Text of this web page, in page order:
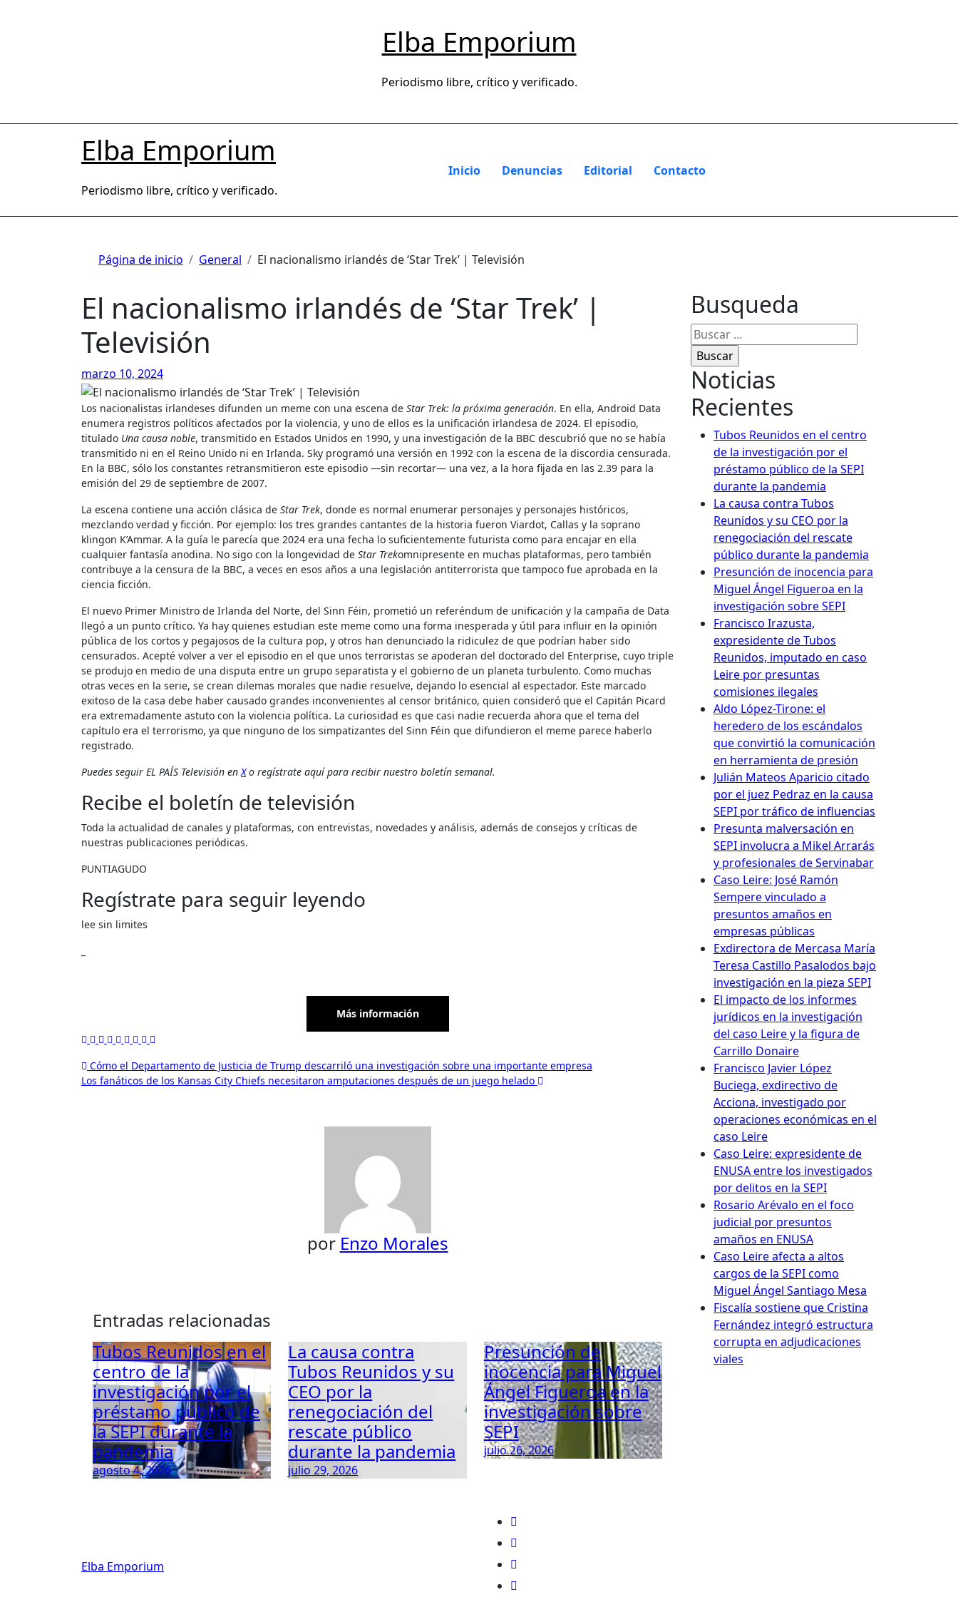
Elba Emporium
Periodismo libre, crítico y verificado.
Elba Emporium
Periodismo libre, crítico y verificado.
Inicio Denuncias Editorial Contacto
Página de inicio General El nacionalismo irlandés de ‘Star Trek’ | Televisión
El nacionalismo irlandés de ‘Star Trek’ |
Televisión
marzo 10, 2024
Los nacionalistas irlandeses difunden un meme con una escena de Star Trek: la próxima generación. En ella, Android Data
enumera registros políticos afectados por la violencia, y uno de ellos es la unificación irlandesa de 2024. El episodio,
titulado Una causa noble, transmitido en Estados Unidos en 1990, y una investigación de la BBC descubrió que no se había
transmitido ni en el Reino Unido ni en Irlanda. Sky programó una versión en 1992 con la escena de la discordia censurada.
En la BBC, sólo los constantes retransmitieron este episodio —sin recortar— una vez, a la hora fijada en las 2.39 para la
emisión del 29 de septiembre de 2007.
La escena contiene una acción clásica de Star Trek, donde es normal enumerar personajes y personajes históricos,
mezclando verdad y ficción. Por ejemplo: los tres grandes cantantes de la historia fueron Viardot, Callas y la soprano
klingon K’Ammar. A la guía le parecía que 2024 era una fecha lo suficientemente futurista como para encajar en ella
cualquier fantasía anodina. No sigo con la longevidad de Star Trekomnipresente en muchas plataformas, pero también
contribuye a la censura de la BBC, a veces en esos años a una legislación antiterrorista que tampoco fue aprobada en la
ciencia ficción.
El nuevo Primer Ministro de Irlanda del Norte, del Sinn Féin, prometió un referéndum de unificación y la campaña de Data
llegó a un punto crítico. Ya hay quienes estudian este meme como una forma inesperada y útil para influir en la opinión
pública de los cortos y pegajosos de la cultura pop, y otros han denunciado la ridiculez de que podrían haber sido
censurados. Acepté volver a ver el episodio en el que unos terroristas se apoderan del doctorado del Enterprise, cuyo triple
se produjo en medio de una disputa entre un grupo separatista y el gobierno de un planeta turbulento. Como muchas
otras veces en la serie, se crean dilemas morales que nadie resuelve, dejando lo esencial al espectador. Este marcado
exitoso de la casa debe haber causado grandes inconvenientes al censor británico, quien consideró que el Capitán Picard
era extremadamente astuto con la violencia política. La curiosidad es que casi nadie recuerda ahora que el tema del
capítulo era el terrorismo, ya que ninguno de los simpatizantes del Sinn Féin que difundieron el meme parece haberlo
registrado.
Puedes seguir EL PAÍS Televisión en Xo regístrate aquí para recibir nuestro boletín semanal.
Recibe el boletín de televisión
Toda la actualidad de canales y plataformas, con entrevistas, novedades y análisis, además de consejos y críticas de
nuestras publicaciones periódicas.
PUNTIAGUDO
Regístrate para seguir leyendo
lee sin limites
Más información
Navegación
Cómo el Departamento de Justicia de Trump descarriló una investigación sobre una importante empresa
Los fanáticos de los Kansas City Chiefs necesitaron amputaciones después de un juego helado
por Enzo Morales
Entradas relacionadas
Tubos Reunidos en el
centro de la
investigación por el
préstamo público de
la SEPI durante la
pandemia
agosto 4, 2026
La causa contra
Tubos Reunidos y su
CEO por la
renegociación del
rescate público
durante la pandemia
julio 29, 2026
Presunción de
inocencia para Miguel
Ángel Figueroa en la
investigación sobre
SEPI
julio 26, 2026
Busqueda
Buscar:
Noticias
Recientes
Tubos Reunidos en el centro
de la investigación por el
préstamo público de la SEPI
durante la pandemia
La causa contra Tubos
Reunidos y su CEO por la
renegociación del rescate
público durante la pandemia
Presunción de inocencia para
Miguel Ángel Figueroa en la
investigación sobre SEPI
Francisco Irazusta,
expresidente de Tubos
Reunidos, imputado en caso
Leire por presuntas
comisiones ilegales
Aldo López-Tirone: el
heredero de los escándalos
que convirtió la comunicación
en herramienta de presión
Julián Mateos Aparicio citado
por el juez Pedraz en la causa
SEPI por tráfico de influencias
Presunta malversación en
SEPI involucra a Mikel Arrarás
y profesionales de Servinabar
Caso Leire: José Ramón
Sempere vinculado a
presuntos amaños en
empresas públicas
Exdirectora de Mercasa María
Teresa Castillo Pasalodos bajo
investigación en la pieza SEPI
El impacto de los informes
jurídicos en la investigación
del caso Leire y la figura de
Carrillo Donaire
Francisco Javier López
Buciega, exdirectivo de
Acciona, investigado por
operaciones económicas en el
caso Leire
Caso Leire: expresidente de
ENUSA entre los investigados
por delitos en la SEPI
Rosario Arévalo en el foco
judicial por presuntos
amaños en ENUSA
Caso Leire afecta a altos
cargos de la SEPI como
Miguel Ángel Santiago Mesa
Fiscalía sostiene que Cristina
Fernández integró estructura
corrupta en adjudicaciones
viales
Elba Emporium